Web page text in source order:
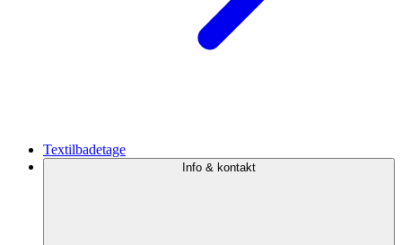
Textilbadetage
Info & kontakt